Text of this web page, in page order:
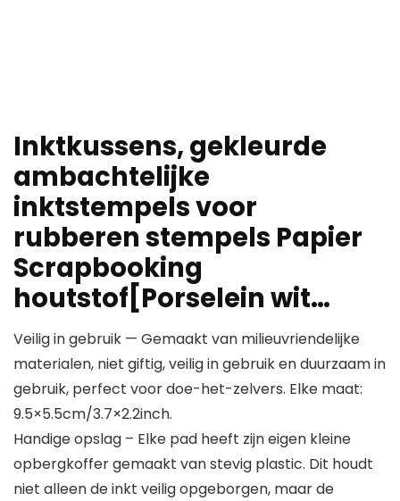
Inktkussens, gekleurde
ambachtelijke
inktstempels voor
rubberen stempels Papier
Scrapbooking
houtstof[Porselein wit…
Veilig in gebruik — Gemaakt van milieuvriendelijke
materialen, niet giftig, veilig in gebruik en duurzaam in
gebruik, perfect voor doe-het-zelvers. Elke maat:
9.5×5.5cm/3.7×2.2inch.
Handige opslag – Elke pad heeft zijn eigen kleine
opbergkoffer gemaakt van stevig plastic. Dit houdt
niet alleen de inkt veilig opgeborgen, maar de